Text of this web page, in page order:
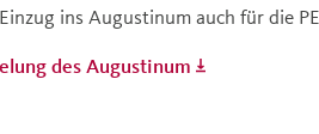
ins Augustinum auch für die
des Augustinum